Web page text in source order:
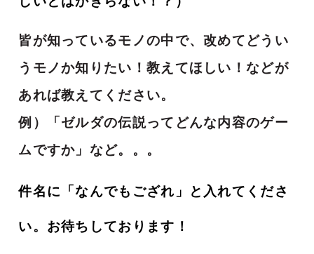
皆が知っているモノの中で、改めてどうい
うモノか知りたい！教えてほしい！などが
あれば教えてください。
例）「ゼルダの伝説ってどんな内容のゲー
ムですか」など。。。
件名に「なんでもござれ」と入れてくださ
い。 お待ちしております！